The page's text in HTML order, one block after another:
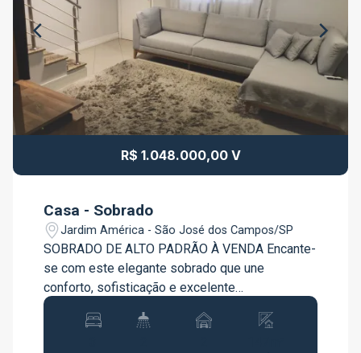
R$ 1.048.000,00 V
Casa - Sobrado
Jardim América - São José dos Campos/SP
SOBRADO DE ALTO PADRÃO À VENDA Encante-
se com este elegante sobrado que une
conforto, sofisticação e excelente
aproveitamento dos espaços. Um imóvel
pensado para quem valoriza qualidade de vida,